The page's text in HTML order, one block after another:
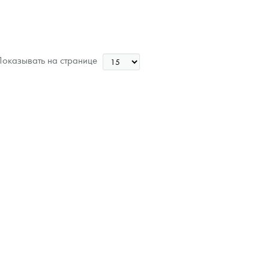
на странице